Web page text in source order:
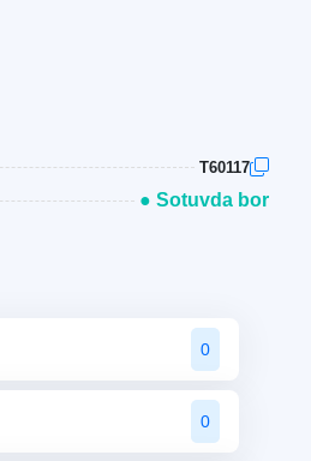
T60117
● Sotuvda bor
0
0